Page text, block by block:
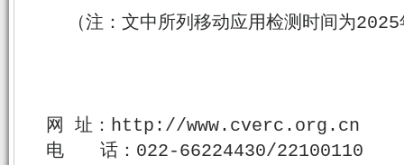
（注：文中所列移动应用检测时间为
网 址：http://www.cverc.org.cn
电 话：022-66224430/22100110